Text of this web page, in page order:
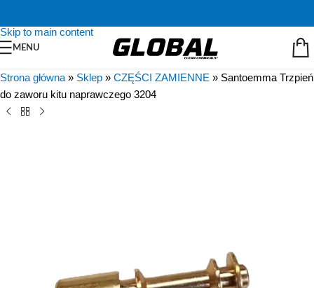
Skip to main content
MENU
Strona główna » Sklep » CZĘŚCI ZAMIENNE » Santoemma Trzpień
do zaworu kitu naprawczego 3204